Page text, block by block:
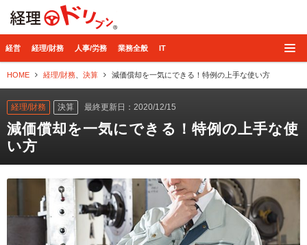
経営 経理/財務 人事/労務 業務全般 IT
HOME 経理/財務 決算 減価償却を一気にできる！特例の上手な使い方
経理/財務 決算 最終更新日：2020/12/15
減価償却を一気にできる！特例の上手な使
い方